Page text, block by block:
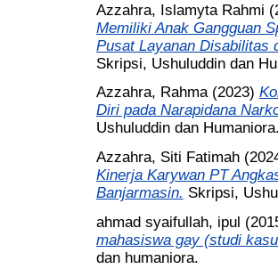
Azzahra, Islamyta Rahmi
Memiliki Anak Gangguan
Pusat Layanan Disabilitas
Skripsi, Ushuluddin dan
Azzahra, Rahma(2023)
Diri pada Narapidana
Ushuluddin dan
Azzahra, Siti Fatimah
Kinerja Karywan PT
Banjarmasin. Skripsi,
ahmad syaifullah, ipul
mahasiswa gay (studi
dan humaniora.